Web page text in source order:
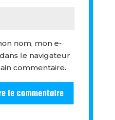
nom, mon e-
le navigateur
commentaire.
le commentaire